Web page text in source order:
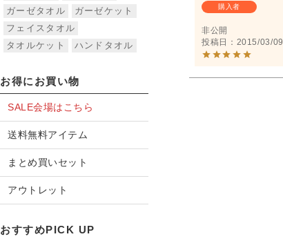
ガーゼタオル
ガーゼケット
フェイスタオル
タオルケット
ハンドタオル
お得にお買い物
SALE会場はこちら
送料無料アイテム
まとめ買いセット
アウトレット
おすすめPICK UP
購入者
非公開
投稿日
2015/03/09